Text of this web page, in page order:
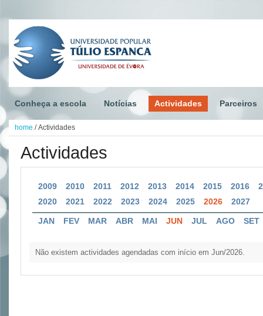
Conheça a escola Notícias Actividades Parceiros
home / Actividades
Actividades
2009 2010 2011 2012 2013 2014 2015 2016
2020
2021 2022 2023 2024 2025 2026 2027
JAN FEV MAR ABR MAI JUN JUL AGO SET
Não existem actividades agendadas com início em Jun/2026.